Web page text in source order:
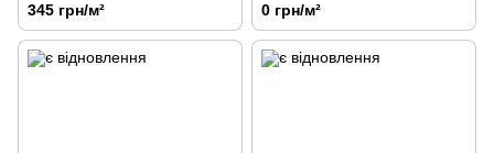
345 грн/м² 0 грн/м²